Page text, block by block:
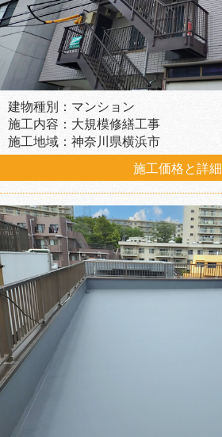
建物種別：マンション
施工内容：大規模修繕工事
施工地域：神奈川県横浜市
施工価格と詳細